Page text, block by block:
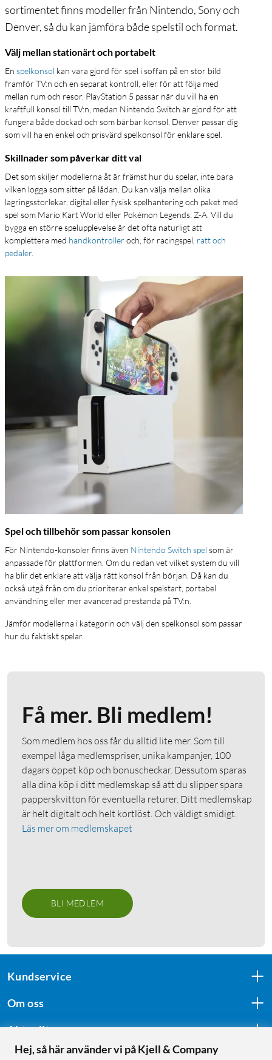
sortimentet finns modeller från Nintendo, Sony och
Denver, så du kan jämföra både spelstil och format.
Välj mellan stationärt och portabelt
En spelkonsol kan vara gjord för spel i soffan på en stor bild
framför TV:n och en separat kontroll, eller för att följa med
mellan rum och resor. PlayStation 5 passar när du vill ha en
kraftfull konsol till TV:n, medan Nintendo Switch är gjord för att
fungera både dockad och som bärbar konsol. Denver passar dig
som vill ha en enkel och prisvärd spelkonsol för enklare spel.
Skillnader som påverkar ditt val
Det som skiljer modellerna åt är främst hur du spelar, inte bara
vilken logga som sitter på lådan. Du kan välja mellan olika
lagringsstorlekar, digital eller fysisk spelhantering och paket med
spel som Mario Kart World eller Pokémon Legends: Z-A. Vill du
bygga en större spelupplevelse är det ofta naturligt att
komplettera med handkontroller och, för racingspel, ratt och
pedaler
Spel och tillbehör som passar konsolen
För Nintendo-konsoler finns även Nintendo Switch spel som är
anpassade för plattformen. Om du redan vet vilket system du vill
ha blir det enklare att välja rätt konsol från början. Då kan du
också utgå från om du prioriterar enkel spelstart, portabel
användning eller mer avancerad prestanda på TV:n.
Jämför modellerna i kategorin och välj den spelkonsol som passar
hur du faktiskt spelar.
Få mer. Bli medlem!
Som medlem hos oss får du alltid lite mer. Som till
exempel låga medlemspriser, unika kampanjer, 100
dagars öppet köp och bonuscheckar. Dessutom sparas
alla dina köp i ditt medlemskap så att du slipper spara
papperskvitton för eventuella returer. Ditt medlemskap
är helt digitalt och helt kortlöst. Och väldigt smidigt.
Läs mer om medlemskapet
BLI MEDLEM
Kundservice
Om oss
Aktuellt
Hej, så här använder vi på Kjell & Company